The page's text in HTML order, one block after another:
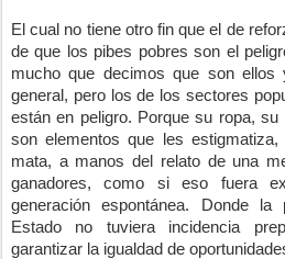
El cual no tiene otro fin que el de
de que los pibes pobres son el
mucho que decimos que son ellos
general, pero los de los sectores
están en peligro. Porque su ropa,
son elementos que les
mata, a manos del relato de una
ganadores, como si eso fuera
generación espontánea. Donde
Estado no tuviera incidencia
garantizar la igualdad de